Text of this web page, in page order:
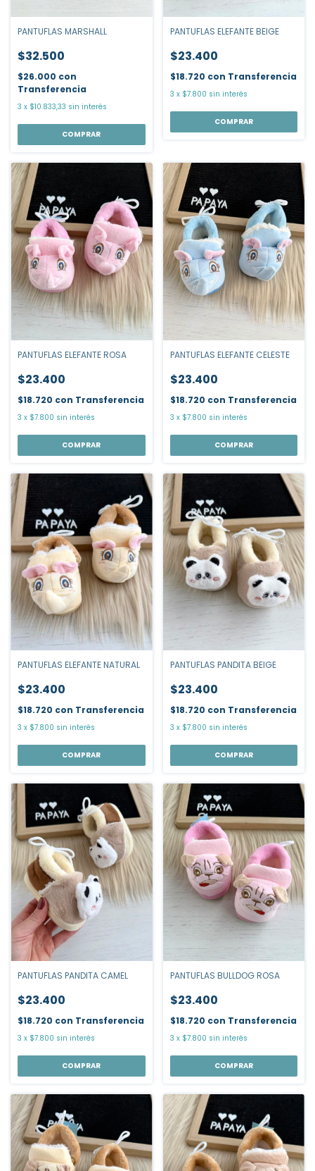
PANTUFLAS MARSHALL
$32.500
$26.000 con
Transferencia
3 x $10.833,33 sin interés
COMPRAR
PANTUFLAS ELEFANTE BEIGE
$23.400
$18.720 con Transferencia
3 x $7.800 sin interés
COMPRAR
PANTUFLAS ELEFANTE ROSA
$23.400
$18.720 con Transferencia
3 x $7.800 sin interés
COMPRAR
PANTUFLAS ELEFANTE CELESTE
$23.400
$18.720 con Transferencia
3 x $7.800 sin interés
COMPRAR
PANTUFLAS ELEFANTE NATURAL
$23.400
$18.720 con Transferencia
3 x $7.800 sin interés
COMPRAR
PANTUFLAS PANDITA BEIGE
$23.400
$18.720 con Transferencia
3 x $7.800 sin interés
COMPRAR
PANTUFLAS PANDITA CAMEL
$23.400
$18.720 con Transferencia
3 x $7.800 sin interés
COMPRAR
PANTUFLAS BULLDOG ROSA
$23.400
$18.720 con Transferencia
3 x $7.800 sin interés
COMPRAR